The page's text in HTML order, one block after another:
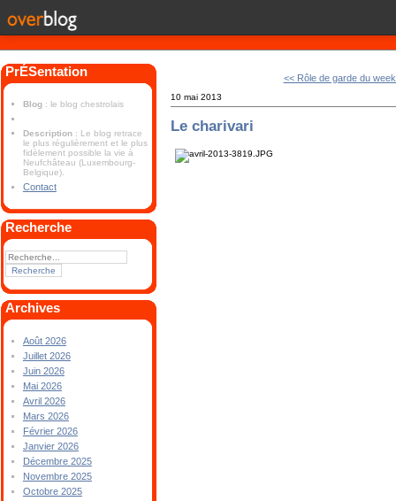
PrÉSentation
Blog : le blog chestrolais
Description : Le blog retrace
le plus régulièrement et le plus
fidèlement possible la vie à
Neufchâteau (Luxembourg-
Belgique).
Contact
Recherche
Archives
Août 2026
Juillet 2026
Juin 2026
Mai 2026
Avril 2026
Mars 2026
Février 2026
Janvier 2026
Décembre 2025
Novembre 2025
Octobre 2025
<< Rôle de garde du
10 mai 2013
Le charivari